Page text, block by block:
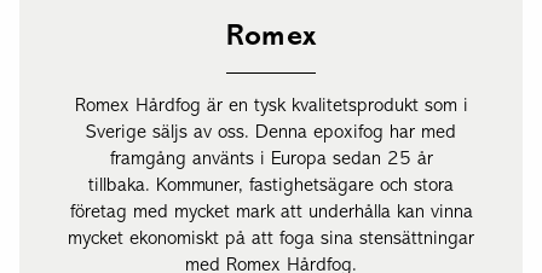
Romex
Romex Hårdfog är en tysk kvalitetsprodukt som i
Sverige säljs av oss. Denna epoxifog har med
framgång använts i Europa sedan 25 år
tillbaka. Kommuner, fastighetsägare och stora
företag med mycket mark att underhålla kan vinna
mycket ekonomiskt på att foga sina stensättningar
med Romex Hårdfog.